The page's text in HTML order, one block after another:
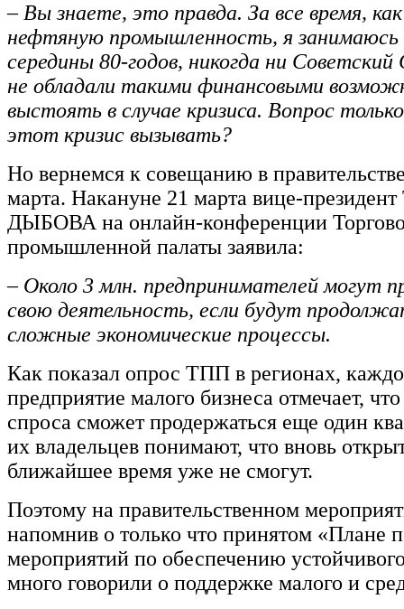
– Вы знаете, это правда. За все время,
нефтяную промышленность, я
середины 80-годов, никогда ни
не обладали такими финансовыми
выстоять в случае кризиса. Вопрос
этот кризис вызывать?
Но вернемся к совещанию в
марта. Накануне 21 марта вице-
ДЫБОВА на онлайн-конференции
промышленной палаты заявила:
– Около 3 млн. предпринимателей могут
свою деятельность, если будут
сложные экономические процессы.
Как показал опрос ТПП в регионах,
предприятие малого бизнеса отмечает,
спроса сможет продержаться еще один
их владельцев понимают, что вновь
ближайшее время уже не смогут.
Поэтому на правительственном
напомнив о только что принятом «Плане
мероприятий по обеспечению
много говорили о поддержке малого и